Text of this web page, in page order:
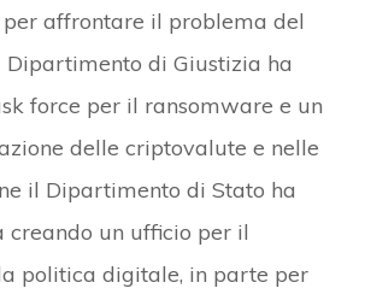
affrontare il problema del
Dipartimento di Giustizia ha
force per il ransomware e un
delle criptovalute e nelle
il Dipartimento di Stato ha
creando un ufficio per il
politica digitale, in parte per